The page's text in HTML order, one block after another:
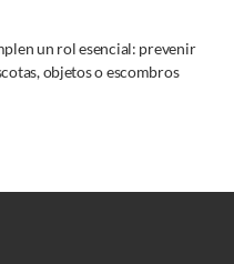
un rol esencial: prevenir
objetos o escombros